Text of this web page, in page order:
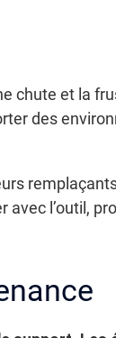
chute et la
des
l’outil,